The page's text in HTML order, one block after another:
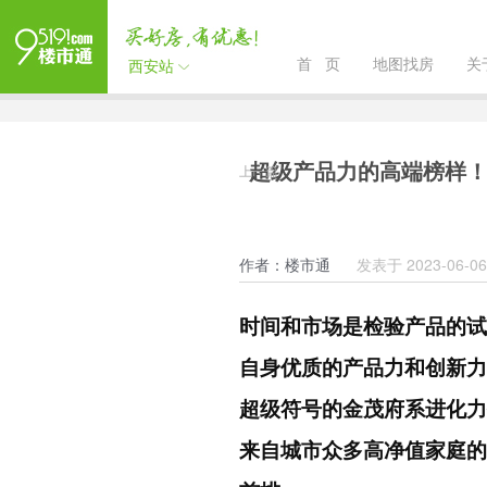
西安站 首 页 地图找房 关
超级产品力的高端榜样
作者：楼市通 发表于 2023-06-
上一篇
时间和市场是检验产品的
自身优质的产品力和创新
超级符号的金茂府系进化
来自城市众多高净值家庭